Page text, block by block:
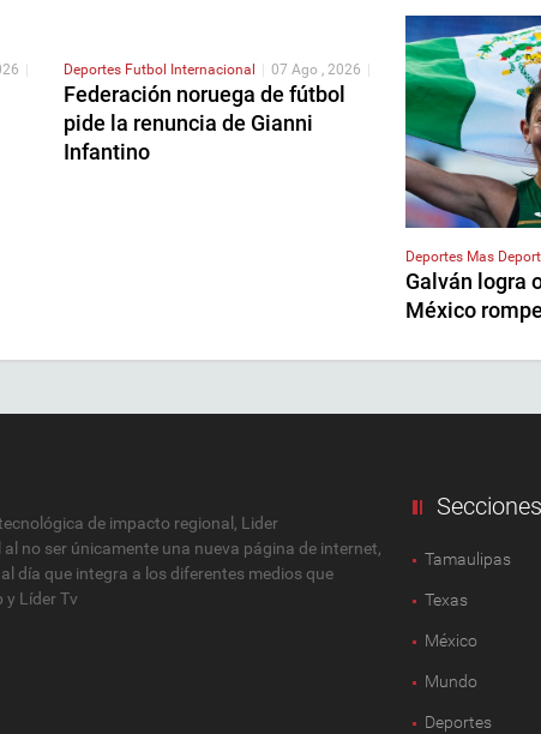
| Deportes Futbol Internacional | 07 Ago , 2026 |
Federación noruega de fútbol
pide la renuncia de Gianni
Infantino
Deportes Mas
Galván logra
México
de impacto regional, Lider
no ser únicamente una nueva página de internet,
día que integra a los diferentes medios que
y Líder Tv
Secciones
Tamaulipas
Texas
México
Mundo
Deportes